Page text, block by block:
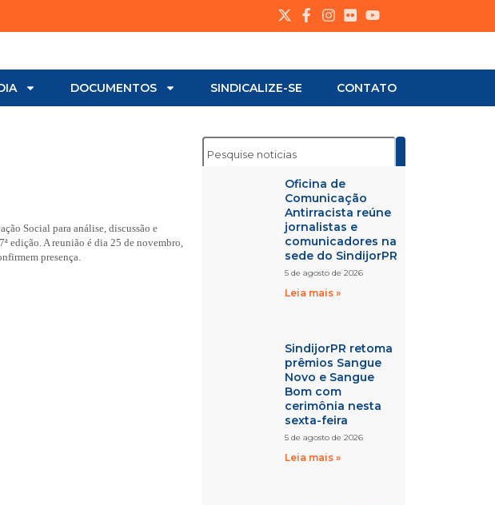
DOCUMENTOS SINDICALIZE-SE CONTATO
Social para análise, discussão e
edição. A reunião é dia 25 de novembro,
presença.
Oficina de
Comunicação
Antirracista reúne
jornalistas e
comunicadores na
sede do SindijorPR
5 de agosto de 2026
Leia mais »
SindijorPR retoma
prêmios Sangue
Novo e Sangue
Bom com
cerimônia nesta
sexta-feira
5 de agosto de 2026
Leia mais »